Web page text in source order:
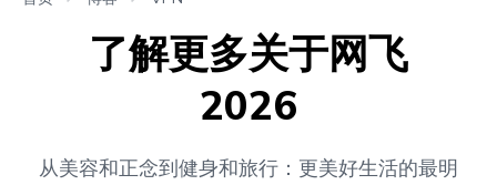
了解更多关于网飞
2026
从美容和正念到健身和旅行：更美好生活的最明